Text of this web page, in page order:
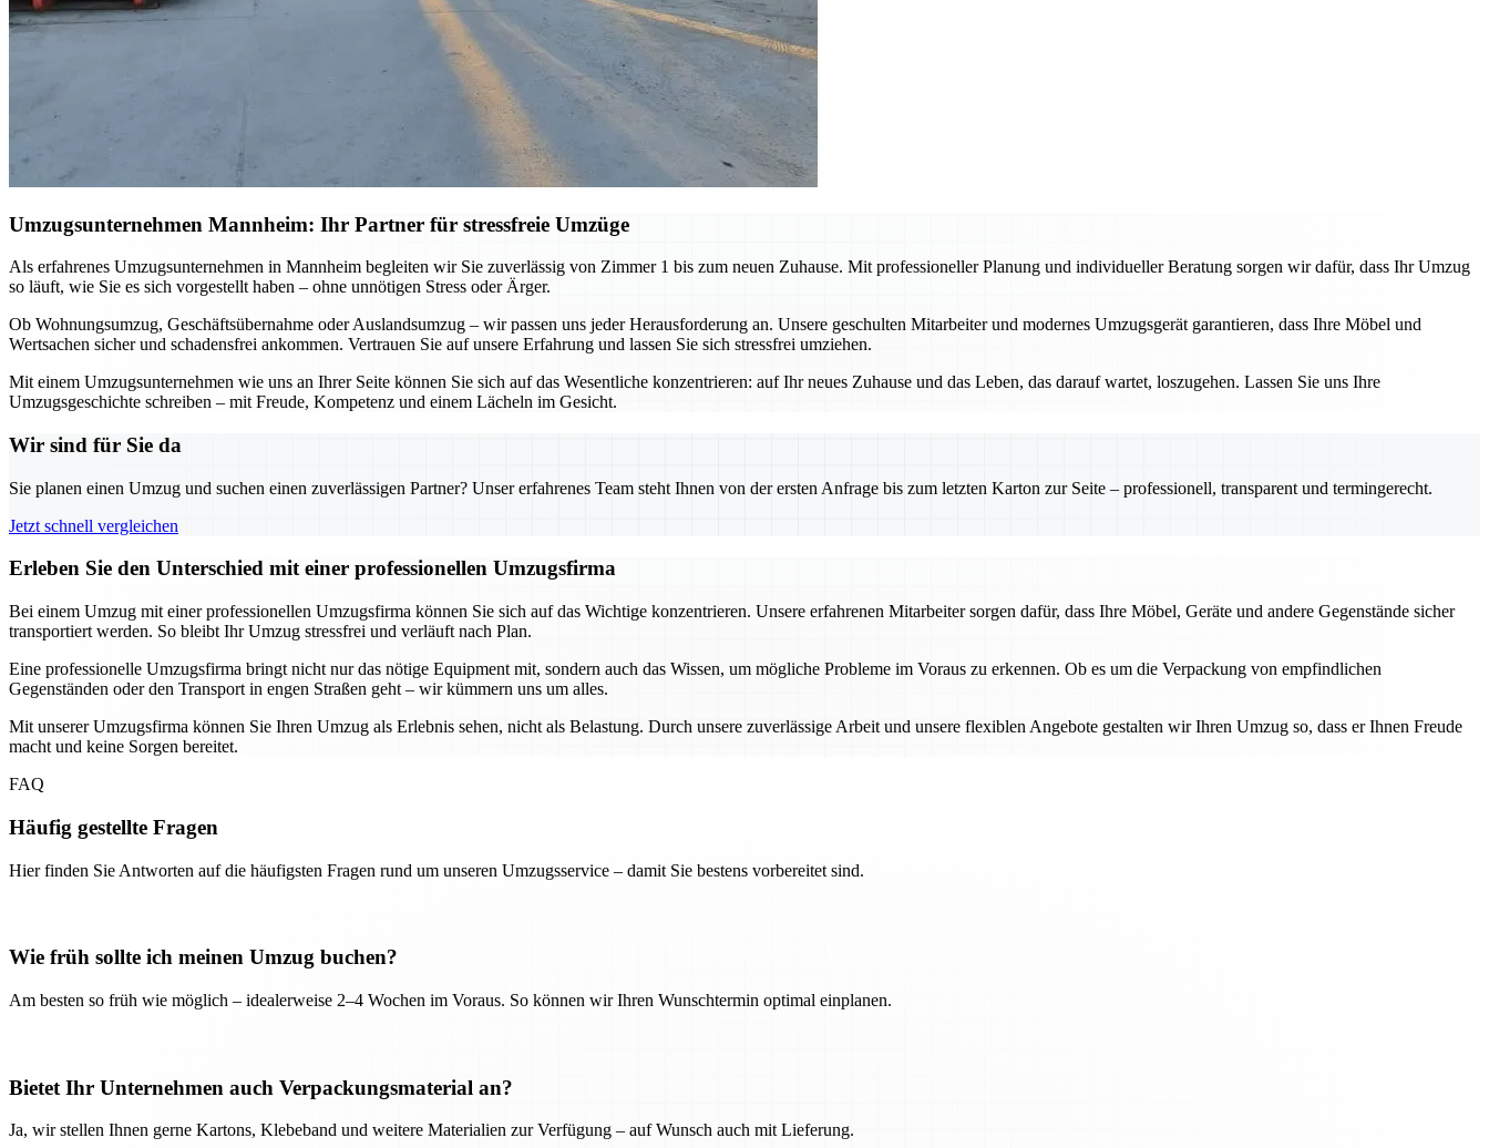
Umzugsunternehmen Mannheim: Ihr Partner für stressfreie Umzüge
Als erfahrenes Umzugsunternehmen in Mannheim begleiten wir Sie zuverlässig von Zimmer 1 bis zum neuen Zuhause. Mit professioneller Planung und individueller Beratung sorgen wir dafür, dass Ihr Umzug
so läuft, wie Sie es sich vorgestellt haben – ohne unnötigen Stress oder Ärger.
Ob Wohnungsumzug, Geschäftsübernahme oder Auslandsumzug – wir passen uns jeder Herausforderung an. Unsere geschulten Mitarbeiter und modernes Umzugsgerät garantieren, dass Ihre Möbel und
Wertsachen sicher und schadensfrei ankommen. Vertrauen Sie auf unsere Erfahrung und lassen Sie sich stressfrei umziehen.
Mit einem Umzugsunternehmen wie uns an Ihrer Seite können Sie sich auf das Wesentliche konzentrieren: auf Ihr neues Zuhause und das Leben, das darauf wartet, loszugehen. Lassen Sie uns Ihre
Umzugsgeschichte schreiben – mit Freude, Kompetenz und einem Lächeln im Gesicht.
Wir sind für Sie da
Sie planen einen Umzug und suchen einen zuverlässigen Partner? Unser erfahrenes Team steht Ihnen von der ersten Anfrage bis zum letzten Karton zur Seite – professionell, transparent und termingerecht.
Jetzt schnell vergleichen
Erleben Sie den Unterschied mit einer professionellen Umzugsfirma
Bei einem Umzug mit einer professionellen Umzugsfirma können Sie sich auf das Wichtige konzentrieren. Unsere erfahrenen Mitarbeiter sorgen dafür, dass Ihre Möbel, Geräte und andere Gegenstände sicher
transportiert werden. So bleibt Ihr Umzug stressfrei und verläuft nach Plan.
Eine professionelle Umzugsfirma bringt nicht nur das nötige Equipment mit, sondern auch das Wissen, um mögliche Probleme im Voraus zu erkennen. Ob es um die Verpackung von empfindlichen
Gegenständen oder den Transport in engen Straßen geht – wir kümmern uns um alles.
Mit unserer Umzugsfirma können Sie Ihren Umzug als Erlebnis sehen, nicht als Belastung. Durch unsere zuverlässige Arbeit und unsere flexiblen Angebote gestalten wir Ihren Umzug so, dass er Ihnen Freude
macht und keine Sorgen bereitet.
FAQ
Häufig gestellte Fragen
Hier finden Sie Antworten auf die häufigsten Fragen rund um unseren Umzugsservice – damit Sie bestens vorbereitet sind.
Wie früh sollte ich meinen Umzug buchen?
Am besten so früh wie möglich – idealerweise 2–4 Wochen im Voraus. So können wir Ihren Wunschtermin optimal einplanen.
Bietet Ihr Unternehmen auch Verpackungsmaterial an?
Ja, wir stellen Ihnen gerne Kartons, Klebeband und weitere Materialien zur Verfügung – auf Wunsch auch mit Lieferung.